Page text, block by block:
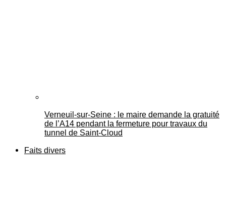
Verneuil-sur-Seine : le maire demande la gratuité
de l’A14 pendant la fermeture pour travaux du
tunnel de Saint-Cloud
Faits divers